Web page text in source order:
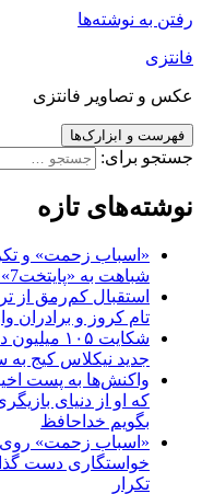
رفتن به نوشته‌ها
فانتزی
عکس و تصاویر فانتزی
فهرست و ابزارک‌ها
جستجو برای:
نوشته‌های تازه
«اسباب زحمت» و
شباهت به «پایتخت7» و چرخش بر مدار تکرار
تام کروز و برادران
شکایت
جدید نیکلاس کیج
واکنش‌ها به پست
که او از دنیای
بگویم خداحافظ
«اسباب زحمت» روی
تکرار